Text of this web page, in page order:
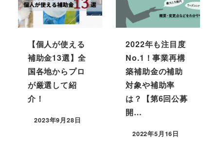
【個人が使える
補助金13選】全
国各地からプロ
が厳選して紹
介！
2023年9月28日
2022年も注目度
No.1！事業再構
築補助金の補助
対象や補助率
は？【第6回公募
開…
2022年5月16日